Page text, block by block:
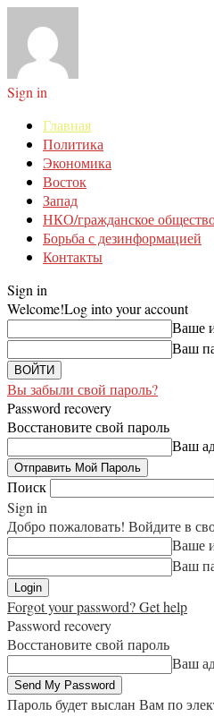
Sign in
Главная
Политика
Экономика
Восток
Запад
НКО/гражданское
Борьба с дезинформацией
Контакты
Sign in
Welcome!Log into your account
Ваше
Ваш
Вы забыли свой пароль?
Password recovery
Восстановите свой пароль
Ваш
Поиск
Sign in
Добро пожаловать! Войдите в
Ваше
Ваш
Forgot your password? Get help
Password recovery
Восстановите свой пароль
Ваш
Пароль будет выслан Вам по